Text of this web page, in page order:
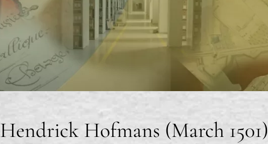
Hendrick Hofmans (March 1501)